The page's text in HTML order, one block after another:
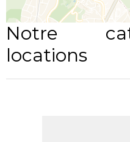
Notre
locations